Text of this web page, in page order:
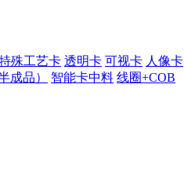
殊工艺卡 透明卡 可视卡 人像卡
成品） 智能卡中料 线圈+COB